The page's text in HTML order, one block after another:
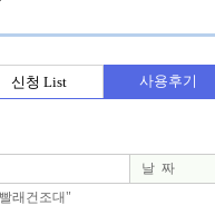
신청 List 사용후기
날 짜
래건조대"